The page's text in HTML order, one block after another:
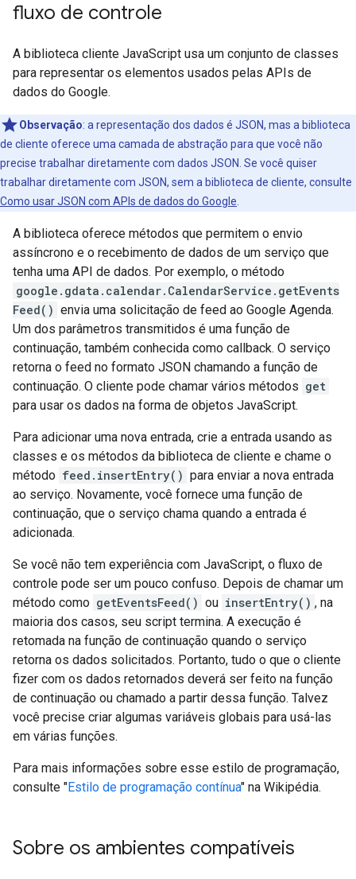
fluxo de controle
A biblioteca cliente JavaScript usa um conjunto de classes
para representar os elementos usados pelas APIs de
dados do Google.
Observação: a representação dos dados é JSON, mas a biblioteca
de cliente oferece uma camada de abstração para que você não
precise trabalhar diretamente com dados JSON. Se você quiser
trabalhar diretamente com JSON, sem a biblioteca de cliente, consulte
Como usar JSON com APIs de dados do Google
A biblioteca oferece métodos que permitem o envio
assíncrono e o recebimento de dados de um serviço que
tenha uma API de dados. Por exemplo, o método
google.gdata.calendar.CalendarService.getEvents
Feed() envia uma solicitação de feed ao Google Agenda.
Um dos parâmetros transmitidos é uma função de
continuação, também conhecida como callback. O serviço
retorna o feed no formato JSON chamando a função de
continuação. O cliente pode chamar vários métodos get
para usar os dados na forma de objetos JavaScript.
Para adicionar uma nova entrada, crie a entrada usando as
classes e os métodos da biblioteca de cliente e chame o
método feed.insertEntry() para enviar a nova entrada
ao serviço. Novamente, você fornece uma função de
continuação, que o serviço chama quando a entrada é
adicionada.
Se você não tem experiência com JavaScript, o fluxo de
controle pode ser um pouco confuso. Depois de chamar um
método como getEventsFeed() ou insertEntry() , na
maioria dos casos, seu script termina. A execução é
retomada na função de continuação quando o serviço
retorna os dados solicitados. Portanto, tudo o que o cliente
fizer com os dados retornados deverá ser feito na função
de continuação ou chamado a partir dessa função. Talvez
você precise criar algumas variáveis globais para usá-las
em várias funções.
Para mais informações sobre esse estilo de programação,
consulte "Estilo de programação contínua" na Wikipédia.
Sobre os ambientes compatíveis